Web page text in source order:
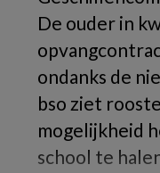
De ouder in
ondanks de
bso ziet
mogelijkheid
school te